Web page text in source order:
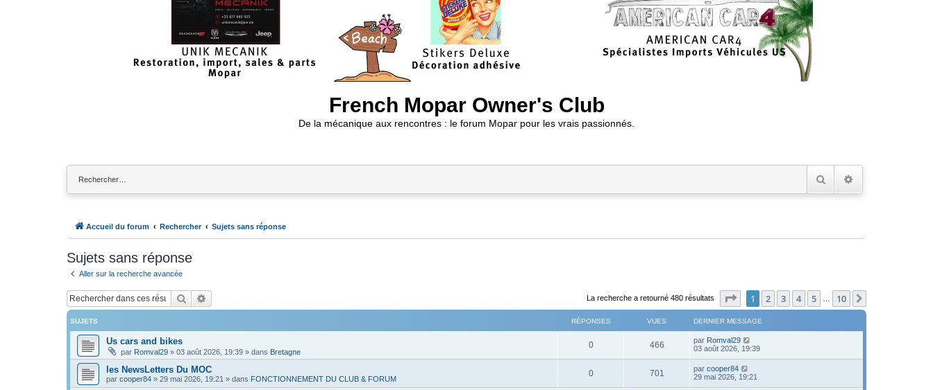
French Mopar Owner's Club
De la mécanique aux rencontres : le forum Mopar pour les vrais passionnés.
RechercherRecherche avancée
Accueil du forum Rechercher Sujets sans réponse
Sujets sans réponse
Aller sur la recherche avancée
Rechercher La recherche a retourné 480 résultats Page sur10
1 2 3 4 5 10
SUJETS RÉPONSES VUES DERNIER MESSAGE
Us cars and bikes
par Romval29 » 03 août 2026, 19:39 » dans Bretagne
0R
é
466V
u
D
e
i
e
par Romval29
03 août 2026, 19:39
les NewsLetters Du MOC
par cooper84 » 29 mai 2026, 19:21 » dans FONCTIONNEMENT DU CLUB & FORUM
0R
701
D
e
par cooper84
29 mai 2026, 19:21